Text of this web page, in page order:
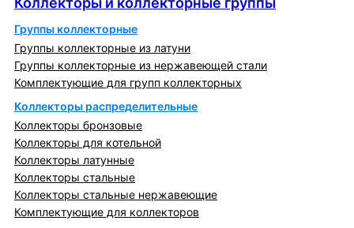
Группы коллекторные
Группы коллекторные из латуни
Группы коллекторные из нержавеющей стали
Комплектующие для групп коллекторных
Коллекторы распределительные
Коллекторы бронзовые
Коллекторы для котельной
Коллекторы латунные
Коллекторы стальные
Коллекторы стальные нержавеющие
Комплектующие для коллекторов